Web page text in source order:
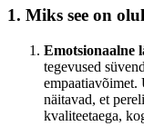
1. Miks see on
Emotsionaalne
tegevused
näitavad, et
kvaliteetaega,